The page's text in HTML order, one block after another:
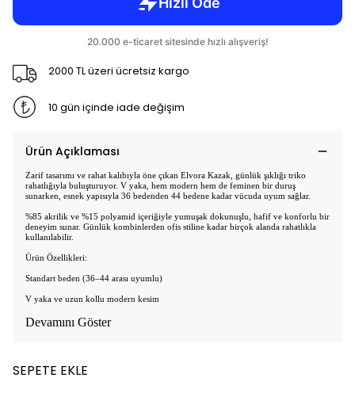
2000 TL üzeri ücretsiz kargo
10 gün içinde iade değişim
Ürün Açıklaması
Zarif tasarımı ve rahat kalıbıyla öne çıkan Elvora Kazak, günlük şıklığı triko
rahatlığıyla buluşturuyor. V yaka, hem modern hem de feminen bir duruş
sunarken, esnek yapısıyla 36 bedenden 44 bedene kadar vücuda uyum sağlar.
%85 akrilik ve %15 polyamid içeriğiyle yumuşak dokunuşlu, hafif ve konforlu bir
deneyim sunar. Günlük kombinlerden ofis stiline kadar birçok alanda rahatlıkla
kullanılabilir.
Ürün Özellikleri:
Standart beden (36–44 arası uyumlu)
V yaka ve uzun kollu modern kesim
Devamını Göster
SEPETE EKLE